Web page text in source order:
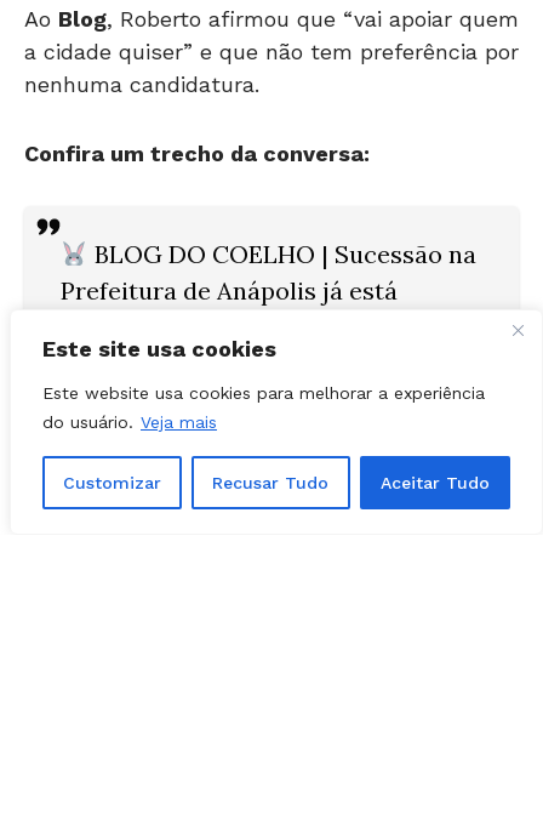
Este site usa cookies
Este website usa cookies para melhorar a experiência
do usuário. Veja mais
Customizar Recusar Tudo Aceitar Tudo
a cidade quiser” e que não tem preferência por
nenhuma candidatura.
Prefeitura de Anápolis já está
rendendo assunto. Entenda a análise
prefeito
pic.twitter.com/THlBol4TIT
— Folha Z (@FolhaZ)February 3, 2023